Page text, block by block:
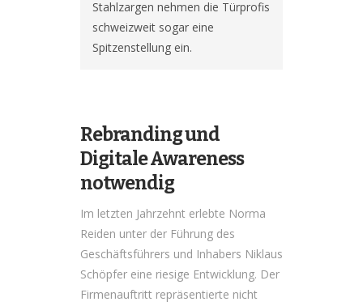
Stahlzargen nehmen die Türprofis
schweizweit sogar eine
Spitzenstellung ein.
Rebranding und
Digitale Awareness
notwendig
Im letzten Jahrzehnt erlebte Norma
Reiden unter der Führung des
Geschäftsführers und Inhabers Niklaus
Schöpfer eine riesige Entwicklung. Der
Firmenauftritt repräsentierte nicht